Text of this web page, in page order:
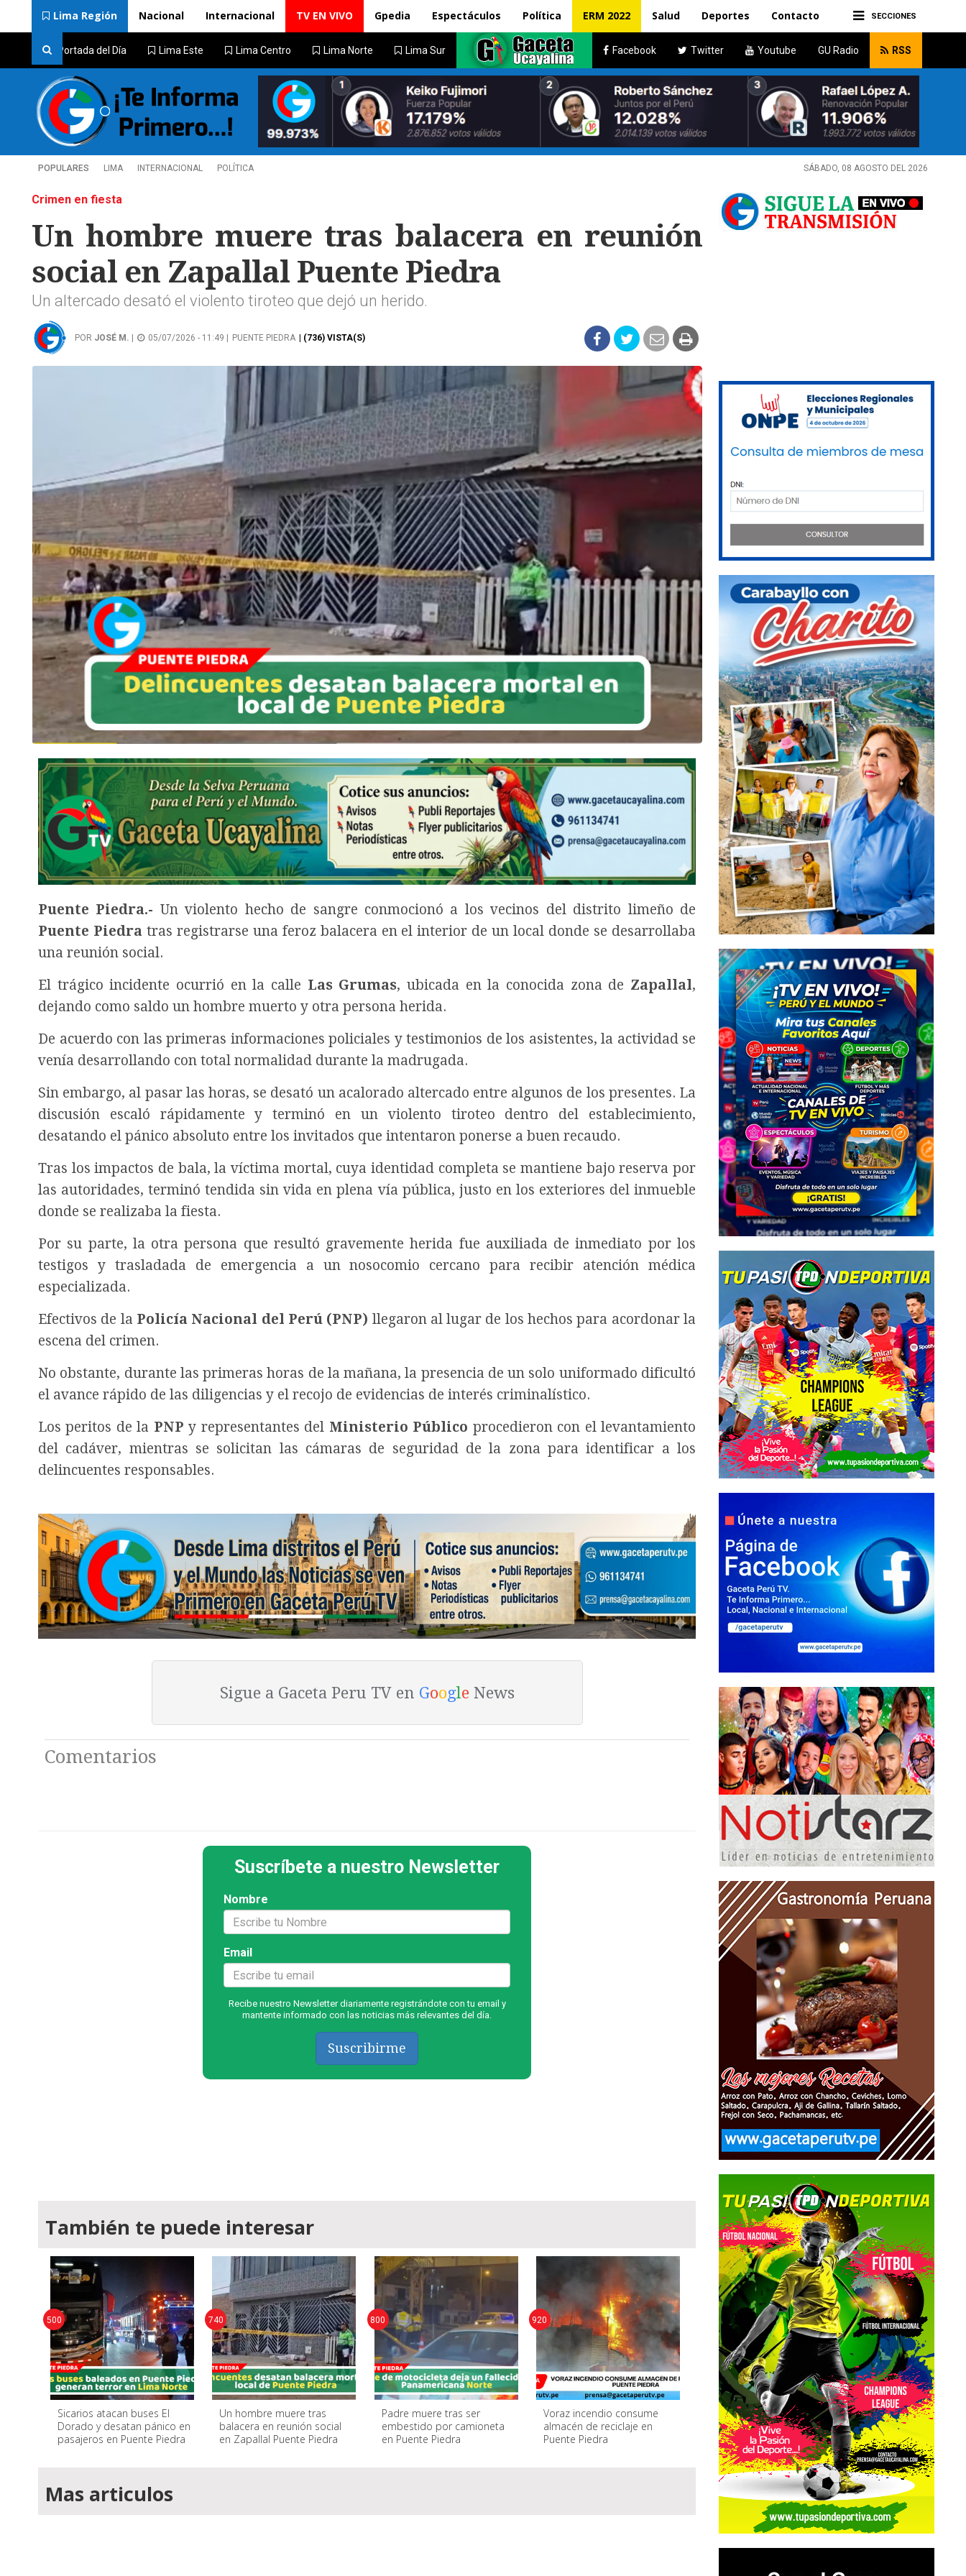
SECCIONES
Lima Región Nacional Internacional TV EN VIVO Gpedia Espectáculos Política ERM 2022 Salud Deportes Contacto
Portada del Día Lima Este Lima Centro Lima Norte Lima Sur Facebook Twitter Youtube GU Radio RSS
POPULARES LIMA INTERNACIONAL POLÍTICA SÁBADO, 08 AGOSTO DEL 2026
Crimen en fiesta
Un hombre muere tras balacera en reunión
social en Zapallal Puente Piedra
Un altercado desató el violento tiroteo que dejó un herido.
POR JOSÉ M. 05/07/2026 - 11:49 | PUENTE PIEDRA | (736) VISTA(S)
Puente Piedra.- Un violento hecho de sangre conmocionó a los vecinos del distrito limeño de
Puente Piedratras registrarse una feroz balacera en el interior de un local donde se desarrollaba
una reunión social.
El trágico incidente ocurrió en la calle Las Grumas, ubicada en la conocida zona de Zapallal,
dejando como saldo un hombre muerto y otra persona herida.
De acuerdo con las primeras informaciones policiales y testimonios de los asistentes, la actividad se
venía desarrollando con total normalidad durante la madrugada.
Sin embargo, al pasar las horas, se desató un acalorado altercado entre algunos de los presentes. La
discusión escaló rápidamente y terminó en un violento tiroteo dentro del establecimiento,
desatando el pánico absoluto entre los invitados que intentaron ponerse a buen recaudo.
Tras los impactos de bala, la víctima mortal, cuya identidad completa se mantiene bajo reserva por
las autoridades, terminó tendida sin vida en plena vía pública, justo en los exteriores del inmueble
donde se realizaba la fiesta.
Por su parte, la otra persona que resultó gravemente herida fue auxiliada de inmediato por los
testigos y trasladada de emergencia a un nosocomio cercano para recibir atención médica
especializada.
Efectivos de la Policía Nacional del Perú (PNP) llegaron al lugar de los hechos para acordonar la
escena del crimen.
No obstante, durante las primeras horas de la mañana, la presencia de un solo uniformado dificultó
el avance rápido de las diligencias y el recojo de evidencias de interés criminalístico.
Los peritos de la PNP y representantes del Ministerio Público procedieron con el levantamiento
del cadáver, mientras se solicitan las cámaras de seguridad de la zona para identificar a los
delincuentes responsables.
Sigue a Gaceta Peru TV en GoogleNews
Comentarios
Suscríbete a nuestro Newsletter
Nombre
Email
Recibe nuestro Newsletter diariamente registrándote con tu email y
mantente informado con las noticias más relevantes del día.
Suscribirme
También te puede interesar
Sicarios atacan buses El
Dorado y desatan pánico en
pasajeros en Puente Piedra
500
Un hombre muere tras
balacera en reunión social
en Zapallal Puente Piedra
740
Padre muere tras ser
embestido por camioneta
en Puente Piedra
800
Voraz incendio consume
almacén de reciclaje en
Puente Piedra
920
Mas articulos